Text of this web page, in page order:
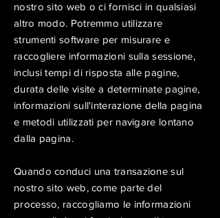
nostro sito web o ci fornisci in qualsiasi
altro modo. Potremmo utilizzare
strumenti software per misurare e
raccogliere informazioni sulla sessione,
inclusi tempi di risposta alle pagine,
durata delle visite a determinate pagine,
informazioni sull'interazione della pagina
e metodi utilizzati per navigare lontano
dalla pagina.
Quando conduci una transazione sul
nostro sito web, come parte del
processo, raccogliamo le informazioni